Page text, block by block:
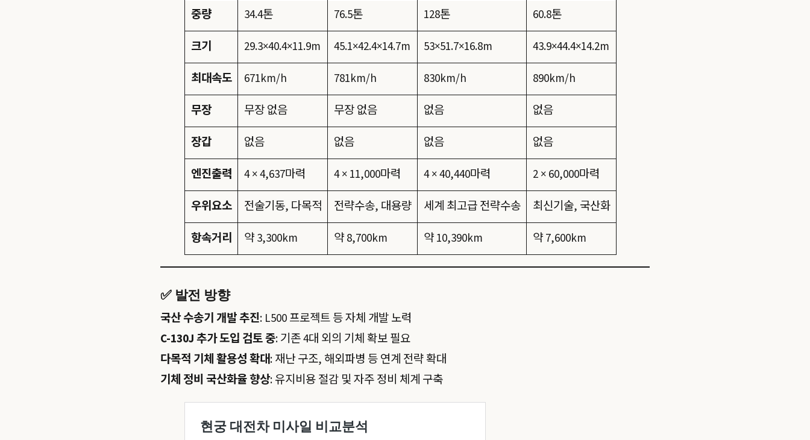
중량 34.4톤 76.5톤 128톤
60.8톤
크기
29.3×40.4×11.9m 45.1×42.4×14.7m 53×51.7×16.8m
43.9×44.4×14.2m
최대속도
671km/h 781km/h 830km/h
890km/h
무장
무장 없음 무장 없음 없음
없음
장갑
없음 없음 없음
없음
엔진출력
4 × 4,637마력 4 × 11,000마력 4 × 40,440마력
2 × 60,000마력
우위요소
전술기동, 다목적 전략수송, 대용량 세계 최고급 전략수송
최신기술, 국산화
항속거리
약 3,300km 약 8,700km 약 10,390km 약 7,600km
✅ 발전 방향
국산 수송기 개발 추진: L500 프로젝트 등 자체 개발 노력
C-130J 추가 도입 검토 중: 기존 4대 외의 기체 확보 필요
다목적 기체 활용성 확대: 재난 구조, 해외파병 등 연계 전략 확대
기체 정비 국산화율 향상: 유지비용 절감 및 자주 정비 체계 구축